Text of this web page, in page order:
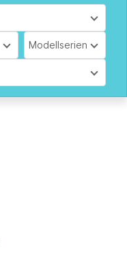
Modellserien